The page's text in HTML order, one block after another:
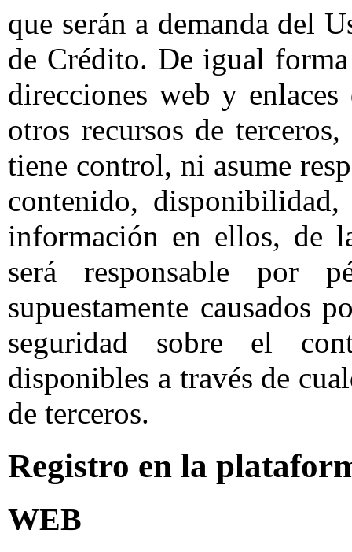
que serán a demanda del
de Crédito. De igual
direcciones web y
otros recursos de
tiene control, ni asume
contenido,
información en ellos, de
será responsable por
supuestamente causados
seguridad sobre el
disponibles a través de
de terceros.
Registro en la
WEB